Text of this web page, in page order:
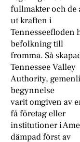
fullmakter och de
ut kraften i
Tennesseefloden
befolkning till
fromma. Så
Tennessee Valley
Authority,
begynnelse
varit omgiven av
få företag eller
institutioner i
dämpad först av